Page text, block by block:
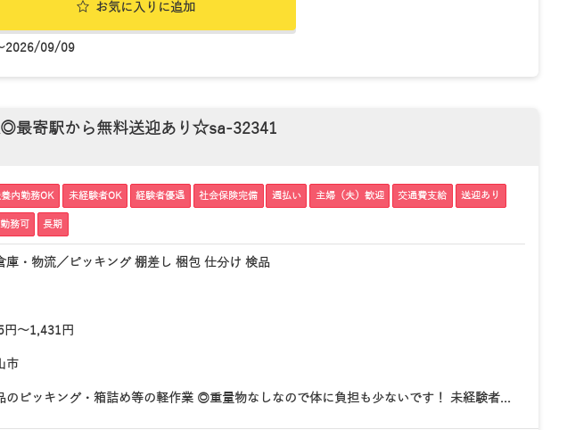
お気に入りに追加
2026/09/09
最寄駅から無料送迎あり☆sa-32341
内勤務OK 未経験者OK 経験者優遇 社会保険完備 週払い 主婦（夫）歓迎 交通費支給 送迎あり
務可 長期
庫・物流／ピッキング 棚差し 梱包 仕分け 検品
円～1,431円
市
ピッキング・箱詰め等の軽作業 ◎重量物なしなので体に負担も少ないです！ 未経験者...